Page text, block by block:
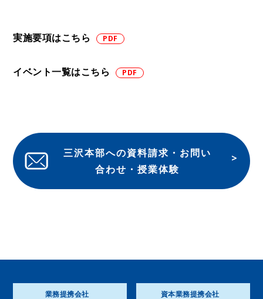
実施要項はこちら
イベント一覧はこちら
三沢本部への資料請求・お問い
合わせ・授業体験
業務提携会社 資本業務提携会社